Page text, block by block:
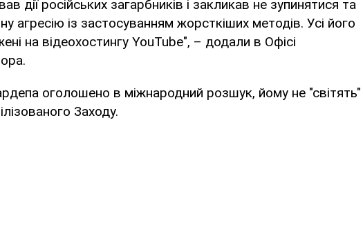
дії російських загарбників і закликав не зупинятися та
агресію із застосуванням жорсткіших методів. Усі його
на відеохостингу YouTube", – додали в Офісі
оголошено в міжнародний розшук, йому не "світять"
Заходу.